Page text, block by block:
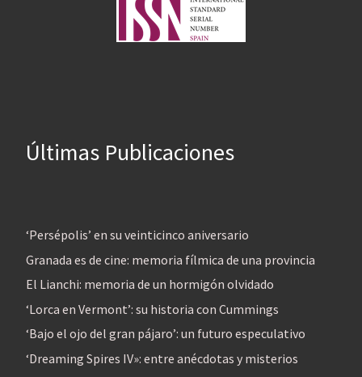
Últimas Publicaciones
‘Persépolis’ en su veinticinco aniversario
Granada es de cine: memoria fílmica de una provincia
El Lianchi: memoria de un hormigón olvidado
‘Lorca en Vermont’: su historia con Cummings
‘Bajo el ojo del gran pájaro’: un futuro especulativo
‘Dreaming Spires IV»: entre anécdotas y misterios